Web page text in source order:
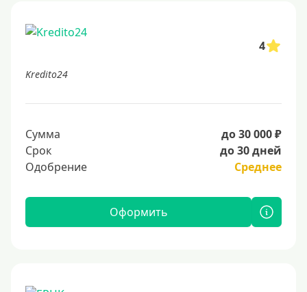
4
Kredito24
Сумма
до 30 000 ₽
Срок
до 30 дней
Одобрение
Среднее
Оформить